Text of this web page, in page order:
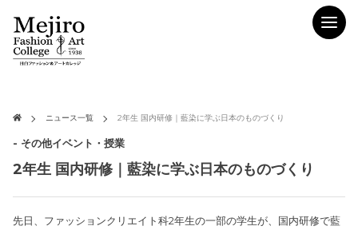
ニュース一覧 2年生 国内研修｜藍染に学ぶ日本のものづくり
- その他イベント・授業
2年生 国内研修｜藍染に学ぶ日本のものづくり
先日、ファッションクリエイト科2年生の一部の学生が、国内研修で藍